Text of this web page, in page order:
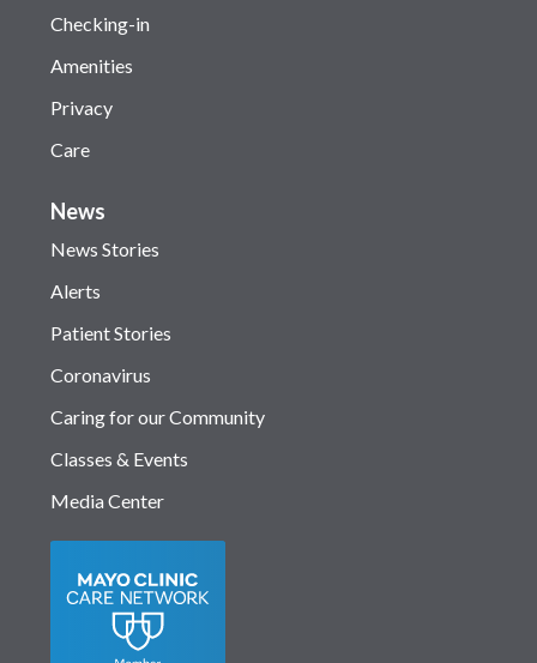
Checking-in
Amenities
Privacy
Care
News
News Stories
Alerts
Patient Stories
Coronavirus
Caring for our Community
Classes & Events
Media Center